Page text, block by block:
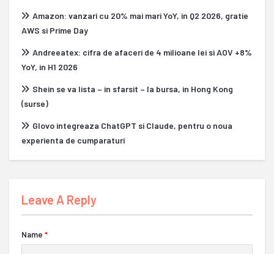
Amazon: vanzari cu 20% mai mari YoY, in Q2 2026, gratie
AWS si Prime Day
Andreeatex: cifra de afaceri de 4 milioane lei si AOV +8%
YoY, in H1 2026
Shein se va lista – in sfarsit – la bursa, in Hong Kong
(surse)
Glovo integreaza ChatGPT si Claude, pentru o noua
experienta de cumparaturi
Leave A Reply
Name *